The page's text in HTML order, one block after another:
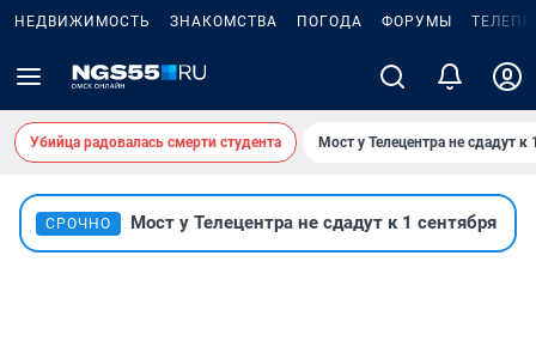
НЕДВИЖИМОСТЬ ЗНАКОМСТВА ПОГОДА ФОРУМЫ
Убийца радовалась смерти студента Мост у Телецентра не сдадут к
СРОЧНО Мост у Телецентра не сдадут к 1 сентября